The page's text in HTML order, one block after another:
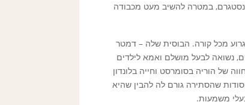
במטרה להשיב מעט מכבודה
מכל קורה. הבוסית שלה – דמטר
נשואה לבעל מושלם ואמא לילדים
של הוריה בסומרסט וחייה בלונדון
שהסתירה גורם לה להבין שהיא
משמעות.